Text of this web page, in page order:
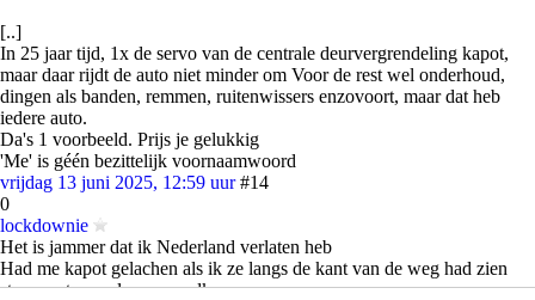
[..]
In 25 jaar tijd, 1x de servo van de centrale deurvergrendeling kapot,
maar daar rijdt de auto niet minder om Voor de rest wel onderhoud,
dingen als banden, remmen, ruitenwissers enzovoort, maar dat heb
iedere auto.
Da's 1 voorbeeld. Prijs je gelukkig
'Me' is géén bezittelijk voornaamwoord
vrijdag 13 juni 2025, 12:59 uur #14
0
lockdownie
Het is jammer dat ik Nederland verlaten heb
Had me kapot gelachen als ik ze langs de kant van de weg had zien
staan met paraplu en mondkap